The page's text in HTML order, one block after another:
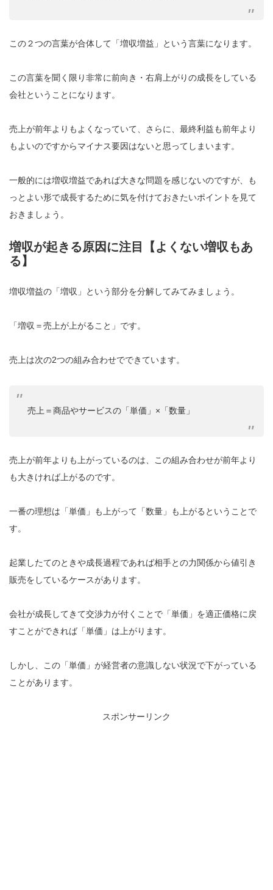
この２つの言葉が合体して「増収増益」という言葉になります。
この言葉を聞く限り非常に前向き・右肩上がりの成長をしている
会社ということになります。
売上が前年よりもよくなっていて、さらに、最終利益も前年より
もよいのですからマイナス要因はないと思ってしまいます。
一般的には増収増益であれば大きな問題を感じないのですが、も
っとよい形で成長するために気を付けておきたいポイントを見て
おきましょう。
増収が起きる原因に注目【よくない増収もあ
る】
増収増益の「増収」という部分を分解してみてみましょう。
「増収＝売上が上がること」です。
売上は次の2つの組み合わせでできています。
売上＝商品やサービスの「単価」×「数量」
売上が前年よりも上がっているのは、この組み合わせが前年より
も大きければ上がるのです。
一番の理想は「単価」も上がって「数量」も上がるということで
す。
起業したてのときや成長過程であれば相手との力関係から値引き
販売をしているケースがあります。
会社が成長してきて交渉力が付くことで「単価」を適正価格に戻
すことができれば「単価」は上がります。
しかし、この「単価」が経営者の意識しない状況で下がっている
ことがあります。
スポンサーリンク